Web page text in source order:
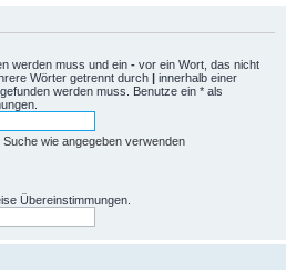
werden muss und ein - vor ein Wort, das nicht
Wörter getrennt durch | innerhalb einer
werden muss. Benutze ein * als
wie angegeben verwenden
Übereinstimmungen.